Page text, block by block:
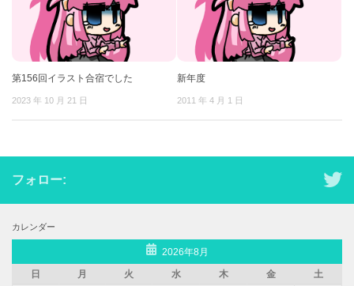
第156回イラスト合宿でした
2023 年 10 月 21 日
新年度
2011 年 4 月 1 日
フォロー:
カレンダー
2026年8月
日
月 火 水 木 金
土